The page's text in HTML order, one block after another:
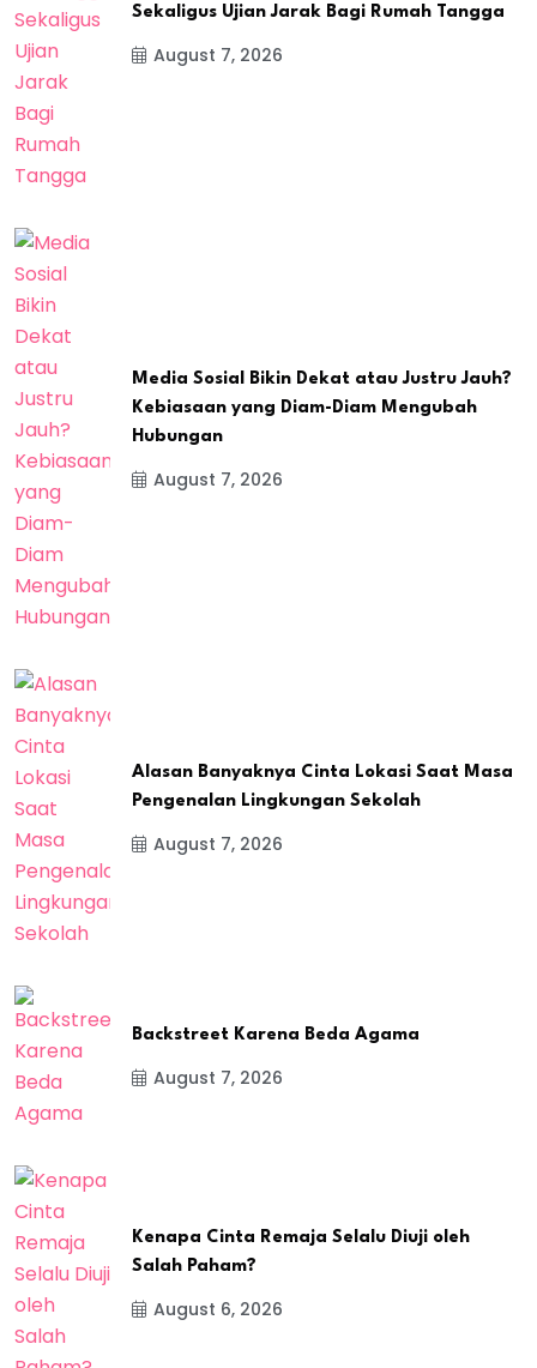
Sekaligus Ujian Jarak Bagi Rumah Tangga
August 7, 2026
Media Sosial Bikin Dekat atau Justru Jauh?
Kebiasaan yang Diam-Diam Mengubah
Hubungan
August 7, 2026
Alasan Banyaknya Cinta Lokasi Saat Masa
Pengenalan Lingkungan Sekolah
August 7, 2026
Backstreet Karena Beda Agama
August 7, 2026
Kenapa Cinta Remaja Selalu Diuji oleh
Salah Paham?
August 6, 2026